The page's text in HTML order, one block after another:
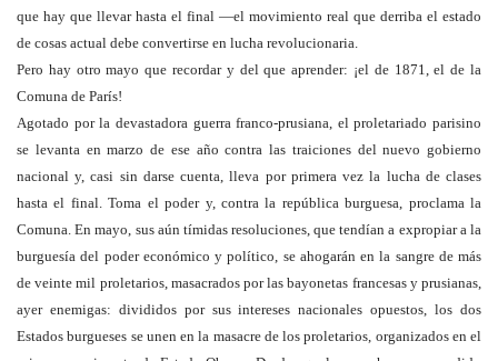
que hay que llevar hasta el final —el movimiento real que derriba el estado
de cosas actual debe convertirse en lucha revolucionaria.
Pero hay otro mayo que recordar y del que aprender: ¡el de 1871, el de la
Comuna de París!
Agotado por la devastadora guerra franco-prusiana, el proletariado parisino
se levanta en marzo de ese año contra las traiciones del nuevo gobierno
nacional y, casi sin darse cuenta, lleva por primera vez la lucha de clases
hasta el final. Toma el poder y, contra la república burguesa, proclama la
Comuna. En mayo, sus aún tímidas resoluciones, que tendían a expropiar a la
burguesía del poder económico y político, se ahogarán en la sangre de más
de veinte mil proletarios, masacrados por las bayonetas francesas y prusianas,
ayer enemigas: divididos por sus intereses nacionales opuestos, los dos
Estados burgueses se unen en la masacre de los proletarios, organizados en el